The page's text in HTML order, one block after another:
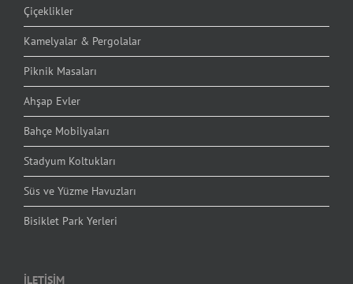
Çiçeklikler
Kamelyalar & Pergolalar
Piknik Masaları
Ahşap Evler
Bahçe Mobilyaları
Stadyum Koltukları
Süs ve Yüzme Havuzları
Bisiklet Park Yerleri
İLETİŞİM